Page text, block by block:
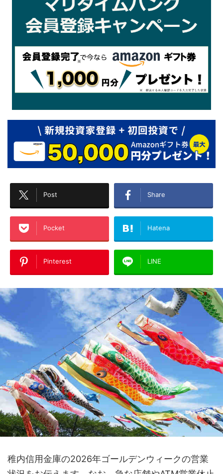
Post Share
Pocket Hatena
Pinterest LINE
稚内信用金庫の2026年ゴールデンウィークの営業